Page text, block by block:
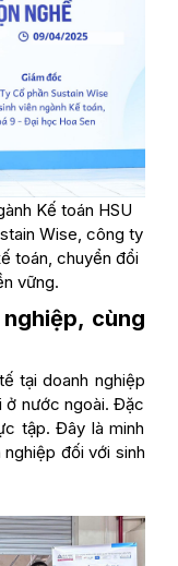
Kế toán HSU
Wise, công ty
toán, chuyển đổi
vững.
cùng
tại doanh nghiệp
ở nước ngoài. Đặc
tập. Đây là minh
đối với sinh